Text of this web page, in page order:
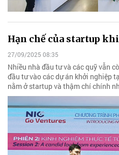
Hạn chế của startup
27/09/2025 08:35
Nhiều nhà đầu tư và các quỹ vẫn
đầu tư vào các dự án khởi nghiệp
nằm ở startup và thậm chí chính